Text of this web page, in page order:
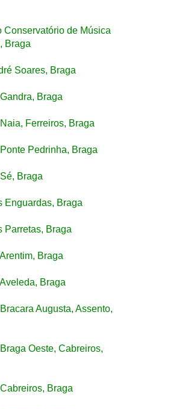
Conservatório de Música
Braga
Soares, Braga
Braga
Ferreiros, Braga
Pedrinha, Braga
Braga
Enguardas, Braga
Parretas, Braga
Braga
Braga
Augusta, Assento,
Oeste, Cabreiros,
Braga